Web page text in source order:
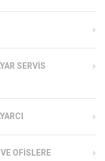
SERVIS
OFISLERE